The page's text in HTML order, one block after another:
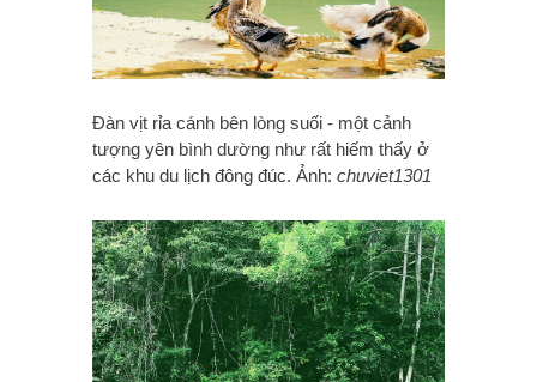
Đàn vịt rỉa cánh bên lòng suối - một cảnh
tượng yên bình dường như rất hiếm thấy ở
các khu du lịch đông đúc. Ảnh: chuviet1301